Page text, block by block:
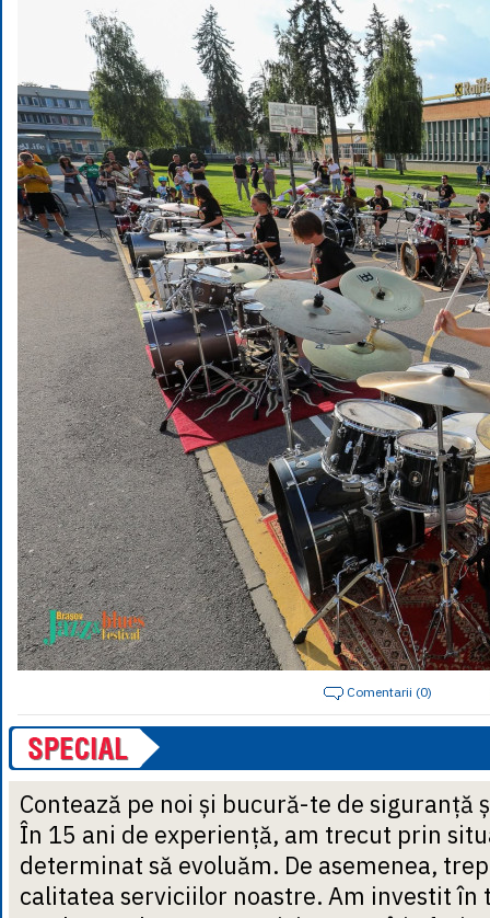
Comentarii (0)
Contează pe noi și bucură-te de siguranță
În 15 ani de experiență, am trecut prin
determinat să evoluăm. De asemenea,
calitatea serviciilor noastre. Am investit